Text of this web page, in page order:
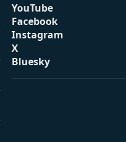
YouTube
Facebook
Instagram
X
Bluesky